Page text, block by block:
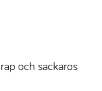
och sackaros